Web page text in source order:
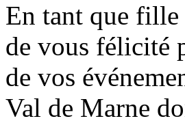
En tant que
de vous félicité
de vos
Val de Marne